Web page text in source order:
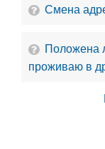
Смена
Положена
проживаю в